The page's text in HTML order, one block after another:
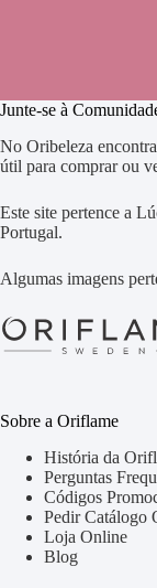
Junte-se à
No Oribeleza
útil para comprar ou
Este site pertence a
Portugal.
Algumas imagens
Sobre a Oriflame
História da
Perguntas
Códigos
Pedir Catálogo
Loja Online
Blog